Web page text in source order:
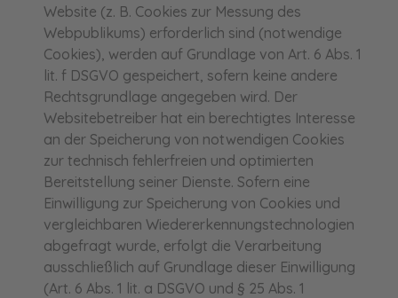
Website (z. B. Cookies zur Messung des
Webpublikums) erforderlich sind (notwendige
Cookies), werden auf Grundlage von Art. 6 Abs. 1
lit. f DSGVO gespeichert, sofern keine andere
Rechtsgrundlage angegeben wird. Der
Websitebetreiber hat ein berechtigtes Interesse
an der Speicherung von notwendigen Cookies
zur technisch fehlerfreien und optimierten
Bereitstellung seiner Dienste. Sofern eine
Einwilligung zur Speicherung von Cookies und
vergleichbaren Wiedererkennungstechnologien
abgefragt wurde, erfolgt die Verarbeitung
ausschließlich auf Grundlage dieser Einwilligung
(Art. 6 Abs. 1 lit. a DSGVO und § 25 Abs. 1